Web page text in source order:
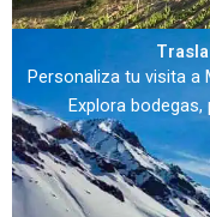
Personaliza tu visita a
Explora